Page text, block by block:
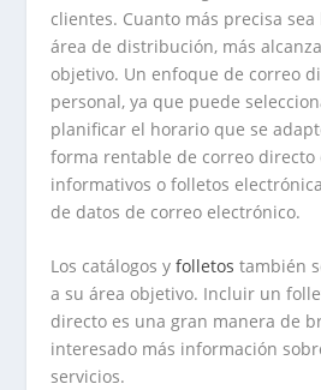
clientes. Cuanto más precisa
área de distribución, más
objetivo. Un enfoque de correo
personal, ya que puede
planificar el horario que se
forma rentable de correo directo
informativos o folletos
de datos de correo electrónico.
Los catálogos yfolletos también
a su área objetivo. Incluir un
directo es una gran manera de
interesado más información
servicios.